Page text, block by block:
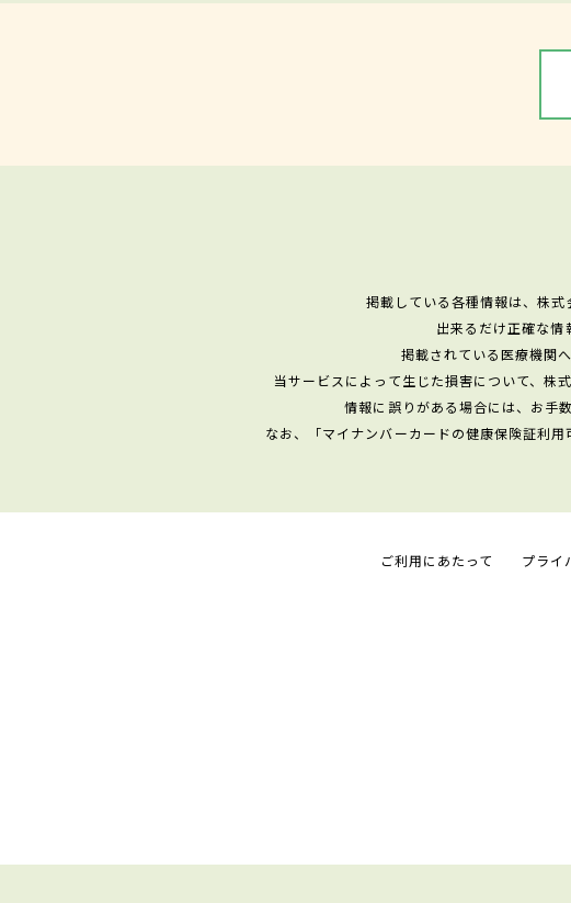
掲載している各種情報は、株式
出来るだけ正確な情
掲載されている医療機関
当サービスによって生じた損害について、株
情報に誤りがある場合には、お手
なお、「マイナンバーカードの健康保険証利
ご利用にあたって プライ